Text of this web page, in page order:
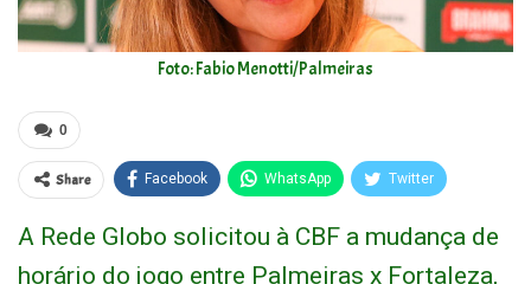
Foto: Fabio Menotti/Palmeiras
0
Share Facebook WhatsApp Twitter
A Rede Globo solicitou à CBF a mudança de
horário do jogo entre Palmeiras x Fortaleza,